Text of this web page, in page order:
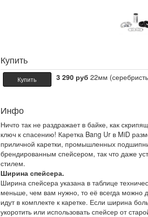
Купить
Купить 3 290 руб 22мм
Инфо
Ничто так не раздражает в байке, как
ключ к спасению! Каретка Bang Ur в MiD
приличной каретки, промышленных
брендированным спейсером, так что даже
стилем.
Ширина спейсера.
Ширина спейсера указана в таблице
меньше, чем вам нужно, то её всегда можно
идут в комплекте к каретке. Если ширина
укоротить или использовать спейсер от